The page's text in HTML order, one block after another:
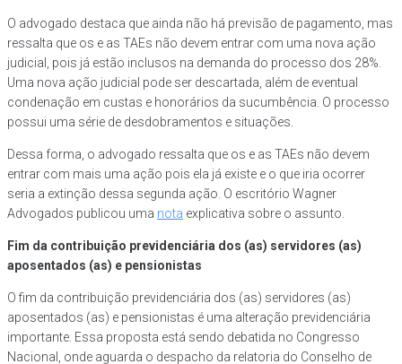
O advogado destaca que ainda não há previsão de pagamento, mas
ressalta que os e as TAEs não devem entrar com uma nova ação
judicial, pois já estão inclusos na demanda do processo dos 28%.
Uma nova ação judicial pode ser descartada, além de eventual
condenação em custas e honorários da sucumbência. O processo
possui uma série de desdobramentos e situações.
Dessa forma, o advogado ressalta que os e as TAEs não devem
entrar com mais uma ação pois ela já existe e o que iria ocorrer
seria a extinção dessa segunda ação. O escritório Wagner
Advogados publicou uma nota explicativa sobre o assunto.
Fim da contribuição previdenciária dos (as) servidores (as)
aposentados (as) e pensionistas
O fim da contribuição previdenciária dos (as) servidores (as)
aposentados (as) e pensionistas é uma alteração previdenciária
importante. Essa proposta está sendo debatida no Congresso
Nacional, onde aguarda o despacho da relatoria do Conselho de